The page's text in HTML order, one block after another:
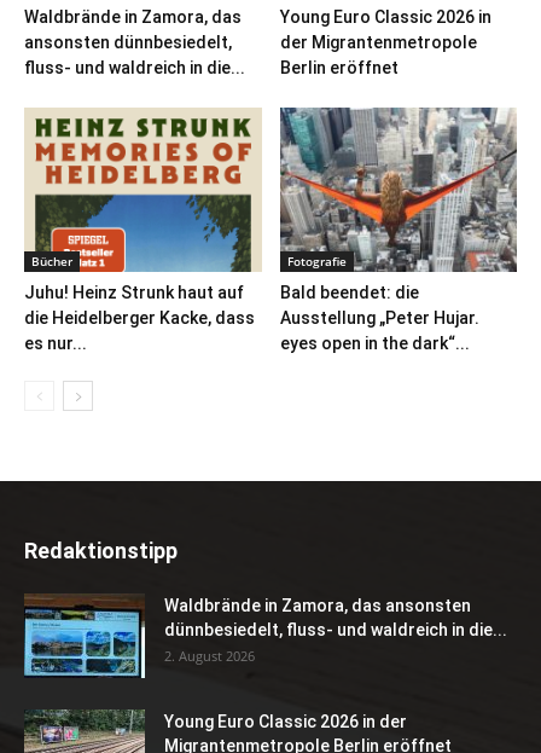
Waldbrände in Zamora, das
ansonsten dünnbesiedelt,
fluss- und waldreich in die...
Young Euro Classic 2026 in
der Migrantenmetropole
Berlin eröffnet
Bücher
Juhu! Heinz Strunk haut auf
die Heidelberger Kacke, dass
es nur...
Fotografie
Bald beendet: die
Ausstellung „Peter Hujar.
eyes open in the dark“...
Redaktionstipp
Waldbrände in Zamora, das ansonsten
dünnbesiedelt, fluss- und waldreich in die...
2. August 2026
Young Euro Classic 2026 in der
Migrantenmetropole Berlin eröffnet